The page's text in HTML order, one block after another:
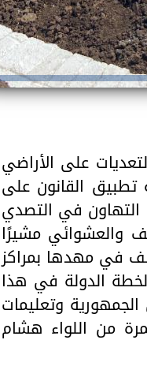
على الأراضي
تطبيق القانون على
التهاون في التصدي
والعشوائي مشيرًا
مخالف في مهدها بمراكز
الدولة في هذا
وتعليمات
من اللواء هشام